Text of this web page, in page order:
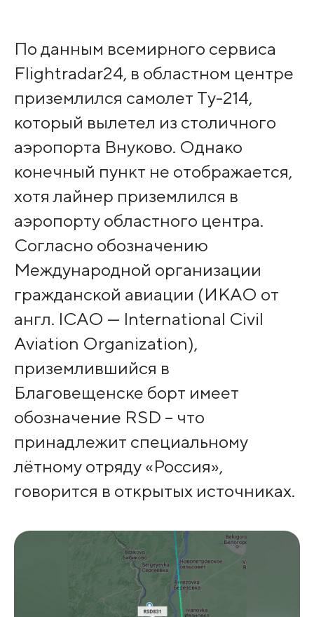
По данным всемирного сервиса
Flightradar24, в областном центре
приземлился самолет Tу-214,
который вылетел из столичного
аэропорта Внуково. Однако
конечный пункт не отображается,
хотя лайнер приземлился в
аэропорту областного центра.
Согласно обозначению
Международной организации
гражданской авиации (ИКАО от
англ. ICAO — International Civil
Aviation Organization),
приземлившийся в
Благовещенске борт имеет
обозначение RSD – что
принадлежит специальному
лётному отряду «Россия»,
говорится в открытых источниках.